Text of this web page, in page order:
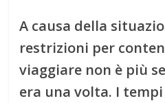
A causa della
restrizioni per
viaggiare non è più
era una volta. I